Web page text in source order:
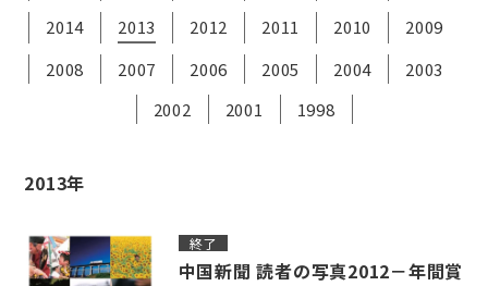
2014
2013 2012 2011 2010
2009
2008
2007 2006 2005 2004
2003
2002
2001 1998
2013年
終了
中国新聞 読者の写真2012－年間賞